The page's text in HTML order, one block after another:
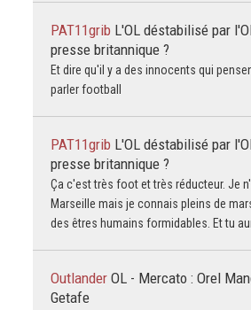
PAT11grib L'OL déstabilisé par
presse britannique ?
Et dire qu'il y a des innocents qui
parler football
PAT11grib L'OL déstabilisé par
presse britannique ?
Ça c'est très foot et très réducteur. Je
Marseille mais je connais pleins de
des êtres humains formidables. Et tu
Outlander OL - Mercato : Orel
Getafe